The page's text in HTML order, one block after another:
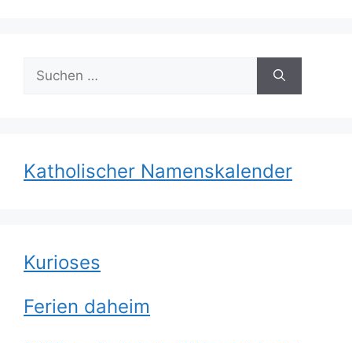
nach:
Katholischer Namenskalender
Kurioses
Ferien daheim